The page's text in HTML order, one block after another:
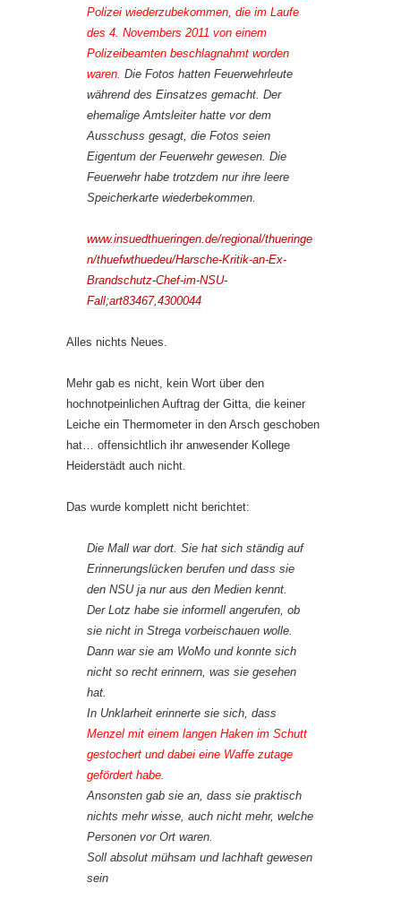
Polizei wiederzubekommen, die im Laufe
des 4. Novembers 2011 von einem
Polizeibeamten beschlagnahmt worden
waren. Die Fotos hatten Feuerwehrleute
während des Einsatzes gemacht. Der
ehemalige Amtsleiter hatte vor dem
Ausschuss gesagt, die Fotos seien
Eigentum der Feuerwehr gewesen. Die
Feuerwehr habe trotzdem nur ihre leere
Speicherkarte wiederbekommen.
www.insuedthueringen.de/regional/thueringe
n/thuefwthuedeu/Harsche-Kritik-an-Ex-
Brandschutz-Chef-im-NSU-
Fall;art83467,4300044
Alles nichts Neues.
Mehr gab es nicht, kein Wort über den
hochnotpeinlichen Auftrag der Gitta, die keiner
Leiche ein Thermometer in den Arsch geschoben
hat… offensichtlich ihr anwesender Kollege
Heiderstädt auch nicht.
Das wurde komplett nicht berichtet:
Die Mall war dort. Sie hat sich ständig auf
Erinnerungslücken berufen und dass sie
den NSU ja nur aus den Medien kennt.
Der Lotz habe sie informell angerufen, ob
sie nicht in Strega vorbeischauen wolle.
Dann war sie am WoMo und konnte sich
nicht so recht erinnern, was sie gesehen
hat.
In Unklarheit erinnerte sie sich, dass
Menzel mit einem langen Haken im Schutt
gestochert und dabei eine Waffe zutage
gefördert habe.
Ansonsten gab sie an, dass sie praktisch
nichts mehr wisse, auch nicht mehr, welche
Personen vor Ort waren.
Soll absolut mühsam und lachhaft gewesen
sein